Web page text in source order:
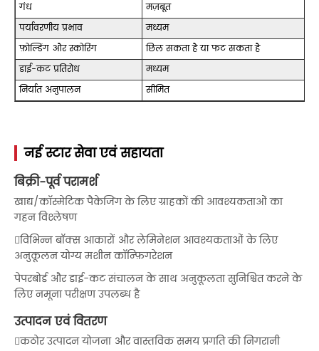
गंध
मज़बूत
पर्यावरणीय प्रभाव
मध्यम
फ़ोल्डिंग और स्कोरिंग
छिल सकता है या फट सकता है
डाई-कट प्रतिरोध
मध्यम
निर्यात अनुपालन
सीमित
नई स्टार सेवा एवं सहायता
बिक्री-पूर्व परामर्श
खाद्य/कॉस्मेटिक पैकेजिंग के लिए ग्राहकों की आवश्यकताओं का
गहन विश्लेषण
विभिन्न बॉक्स आकारों और लेमिनेशन आवश्यकताओं के लिए
अनुकूलन योग्य मशीन कॉन्फ़िगरेशन
पेपरबोर्ड और डाई-कट संचालन के साथ अनुकूलता सुनिश्चित करने के
लिए नमूना परीक्षण उपलब्ध है
उत्पादन एवं वितरण
कठोर उत्पादन योजना और वास्तविक समय प्रगति की निगरानी